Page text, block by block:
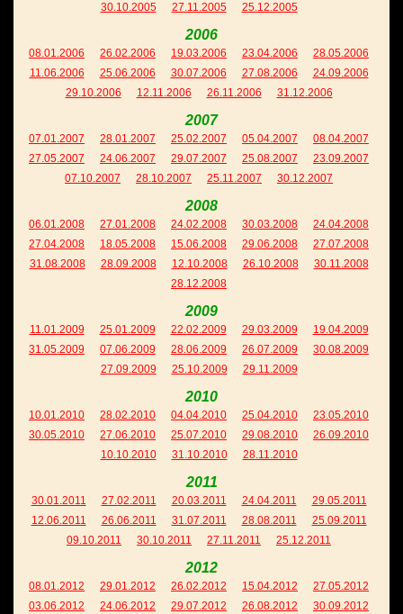
30.10.2005
27.11.2005 25.12.2005
2006
08.01.2006 26.02.2006 19.03.2006 23.04.2006
28.05.2006
11.06.2006
25.06.2006 30.07.2006 27.08.2006
24.09.2006
29.10.2006
12.11.2006 26.11.2006 31.12.2006
2007
07.01.2007 28.01.2007 25.02.2007 05.04.2007
08.04.2007
27.05.2007
24.06.2007 29.07.2007 25.08.2007
23.09.2007
07.10.2007
28.10.2007 25.11.2007 30.12.2007
2008
06.01.2008 27.01.2008 24.02.2008 30.03.2008
24.04.2008
27.04.2008
18.05.2008 15.06.2008 29.06.2008
27.07.2008
31.08.2008
28.09.2008 12.10.2008 26.10.2008
30.11.2008
28.12.2008
2009
11.01.2009 25.01.2009 22.02.2009 29.03.2009
19.04.2009
31.05.2009
07.06.2009 28.06.2009 26.07.2009
30.08.2009
27.09.2009
25.10.2009 29.11.2009
2010
10.01.2010 28.02.2010 04.04.2010 25.04.2010
23.05.2010
30.05.2010
27.06.2010 25.07.2010 29.08.2010
26.09.2010
10.10.2010
31.10.2010 28.11.2010
2011
30.01.2011 27.02.2011 20.03.2011 24.04.2011
29.05.2011
12.06.2011
26.06.2011 31.07.2011 28.08.2011
25.09.2011
09.10.2011
30.10.2011 27.11.2011 25.12.2011
2012
08.01.2012 29.01.2012 26.02.2012 15.04.2012
27.05.2012
03.06.2012
24.06.2012 29.07.2012 26.08.2012
30.09.2012